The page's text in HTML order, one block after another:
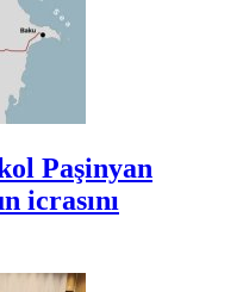
Paşinyan
icrasını